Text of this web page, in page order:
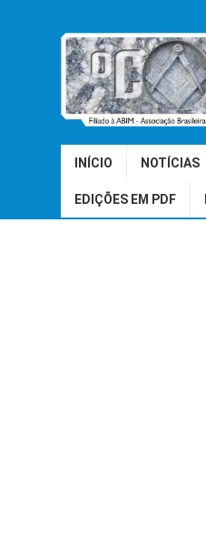
INÍCIO NOTÍCIAS
EDIÇÕES EM PDF